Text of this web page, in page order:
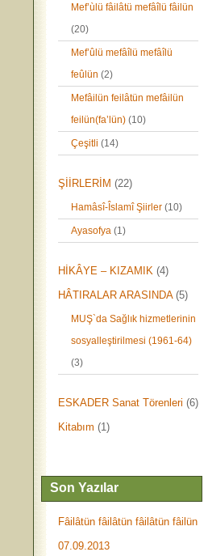
Mef’ùlü fâilâtü mefâîlü fâilün
(20)
Mef’ûlü mefâîlü mefâîlü
feûlün (2)
Mefâilün feilâtün mefâilün
feilün(fa’lün) (10)
Çeşitli (14)
ŞİİRLERİM (22)
Hamâsî-Îslamî Şiirler (10)
Ayasofya (1)
HİKÂYE – KIZAMIK (4)
HÂTIRALAR ARASINDA(5)
MUŞ`da Sağlık hizmetlerinin
sosyalleştirilmesi (1961-64)
(3)
ESKADER Sanat Törenleri (6)
Kitabım (1)
Son Yazılar
Fâilâtün fâilâtün fâilâtün fâilün
07.09.2013